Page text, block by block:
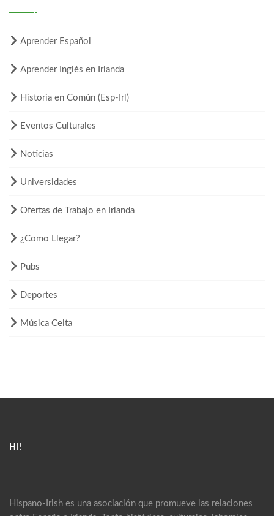
Aprender Español
Aprender Inglés en Irlanda
Historia en Común (Esp-Irl)
Eventos Culturales
Noticias
Universidades
Ofertas de Trabajo en Irlanda
¿Como Llegar?
Pubs
Deportes
Música Celta
HI!
Hispano-Irish es una asociación que promueve las relaciones